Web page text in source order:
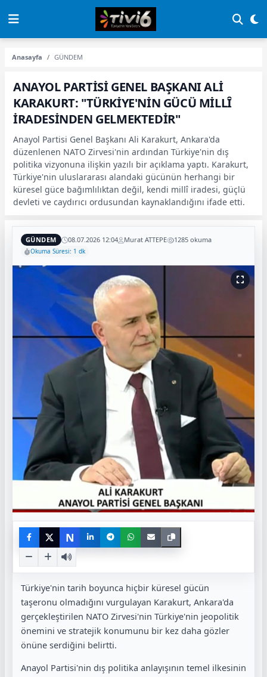
Anasayfa GÜNDEM
ANAYOL PARTİSİ GENEL BAŞKANI ALİ
KARAKURT: "TÜRKİYE'NİN GÜCÜ MİLLÎ
İRADESİNDEN GELMEKTEDİR"
Anayol Partisi Genel Başkanı Ali Karakurt, Ankara'da
düzenlenen NATO Zirvesi'nin ardından Türkiye'nin dış
politika vizyonuna ilişkin yazılı bir açıklama yaptı. Karakurt,
Türkiye'nin uluslararası alandaki gücünün herhangi bir
küresel güce bağımlılıktan değil, kendi millî iradesi, güçlü
devleti ve caydırıcı ordusundan kaynaklandığını ifade etti.
GÜNDEM 08.07.2026 12:04 Murat ATTEPE 1285 okuma
Okuma Süresi: 1 dk
N
Türkiye'nin tarih boyunca hiçbir küresel gücün
taşeronu olmadığını vurgulayan Karakurt, Ankara'da
gerçekleştirilen NATO Zirvesi'nin Türkiye'nin jeopolitik
önemini ve stratejik konumunu bir kez daha gözler
önüne serdiğini belirtti.
Anayol Partisi'nin dış politika anlayışının temel ilkesinin